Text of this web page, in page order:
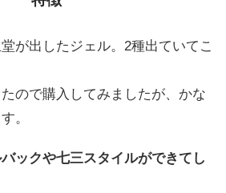
が出したジェル。2種出ていてこ
ので購入してみましたが、かな
。
ックや七三スタイルができてし